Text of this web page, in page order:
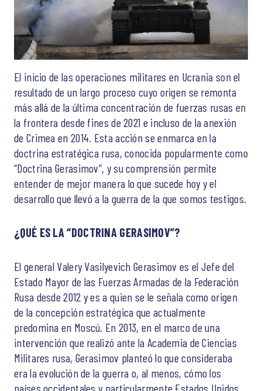
El inicio de las operaciones militares en Ucrania son el
resultado de un largo proceso cuyo origen se remonta
más allá de la última concentración de fuerzas rusas en
la frontera desde fines de 2021 e incluso de la anexión
de Crimea en 2014. Esta acción se enmarca en la
doctrina estratégica rusa, conocida popularmente como
“Doctrina Gerasimov”, y su comprensión permite
entender de mejor manera lo que sucede hoy y el
desarrollo que llevó a la guerra de la que somos testigos.
¿QUÉ ES LA “DOCTRINA GERASIMOV”?
El general Valery Vasilyevich Gerasimov es el Jefe del
Estado Mayor de las Fuerzas Armadas de la Federación
Rusa desde 2012 y es a quien se le señala como origen
de la concepción estratégica que actualmente
predomina en Moscú. En 2013, en el marco de una
intervención que realizó ante la Academia de Ciencias
Militares rusa, Gerasimov planteó lo que consideraba
era la evolución de la guerra o, al menos, cómo los
países occidentales y particularmente Estados Unidos